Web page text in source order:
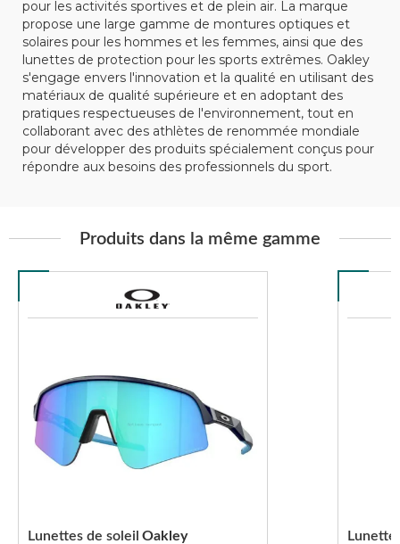
pour les activités sportives et de plein air. La marque
propose une large gamme de montures optiques et
solaires pour les hommes et les femmes, ainsi que des
lunettes de protection pour les sports extrêmes. Oakley
s'engage envers l'innovation et la qualité en utilisant des
matériaux de qualité supérieure et en adoptant des
pratiques respectueuses de l'environnement, tout en
collaborant avec des athlètes de renommée mondiale
pour développer des produits spécialement conçus pour
répondre aux besoins des professionnels du sport.
Produits dans la même gamme
Lunettes de soleil Oakley